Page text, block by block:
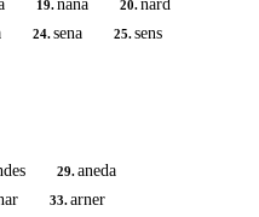
19.nana 20.nard
24.sena 25.sens
29.aneda
33.arner